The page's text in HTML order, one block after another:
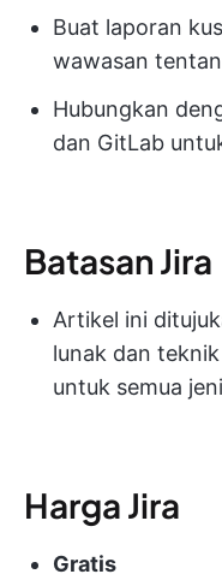
Buat laporan
wawasan
Hubungkan
dan GitLab
Batasan Jira
Artikel ini
lunak dan
untuk semua
Harga Jira
Gratis